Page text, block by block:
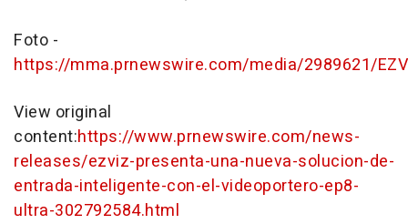
Foto -
https://mma.prnewswire.com/media/2989621/
View original
content:https://www.prnewswire.com/news-
releases/ezviz-presenta-una-nueva-solucion-de-
entrada-inteligente-con-el-videoportero-ep8-
ultra-302792584.html